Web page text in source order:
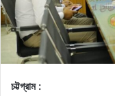
চট্টগ্রাম :